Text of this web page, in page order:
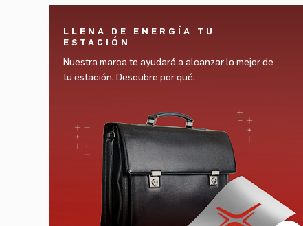
LLENA DE ENERGÍA TU
ESTACIÓN
Nuestra marca te ayudará a alcanzar lo mejor de
tu estación. Descubre por qué.